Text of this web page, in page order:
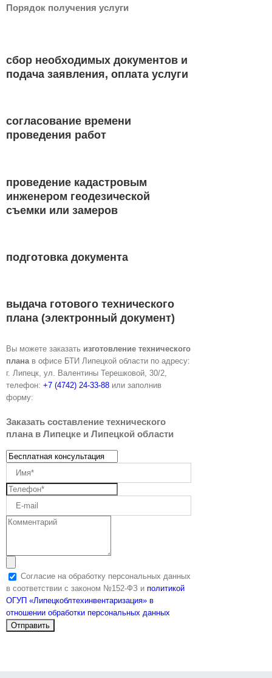
Порядок получения услуги
сбор необходимых документов и
подача заявления, оплата услуги
согласование времени
проведения работ
проведение кадастровым
инженером геодезической
съемки или замеров
подготовка документа
выдача готового технического
плана (электронный документ)
Вы можете заказать изготовление технического
планав офисе БТИ Липецкой области по адресу:
г. Липецк, ул. Валентины Терешковой, 30/2,
телефон: +7 (4742) 24-33-88 или заполнив
форму:
Заказать составление технического
плана в Липецке и Липецкой области
Согласие на обработку персональных данных
в соответствии с законом №152-ФЗ и политикой
ОГУП «Липецкоблтехинвентаризация» в
отношении обработки персональных данных